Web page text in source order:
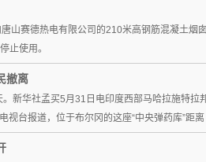
山赛德热电有限公司的210米高钢筋混凝土烟
止使用。
撤离
新华社孟买5月31日电印度西部马哈拉施特
台报道，位于布尔冈的这座“中央弹药库”距离